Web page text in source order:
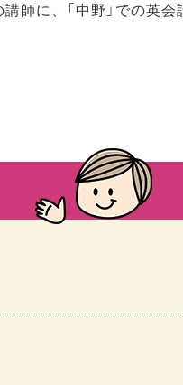
師に、「中野」での英会